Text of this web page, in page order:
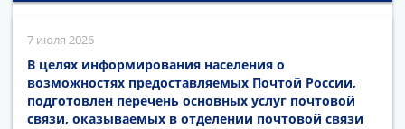
7 июля 2026
В целях информирования населения о
возможностях предоставляемых Почтой России,
подготовлен перечень основных услуг почтовой
связи, оказываемых в отделении почтовой связи